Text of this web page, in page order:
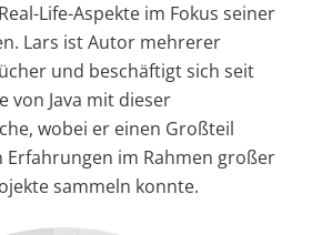
Life-Aspekte im Fokus seiner
Lars ist Autor mehrerer
und beschäftigt sich seit
von Java mit dieser
wobei er einen Großteil
im Rahmen großer
sammeln konnte.